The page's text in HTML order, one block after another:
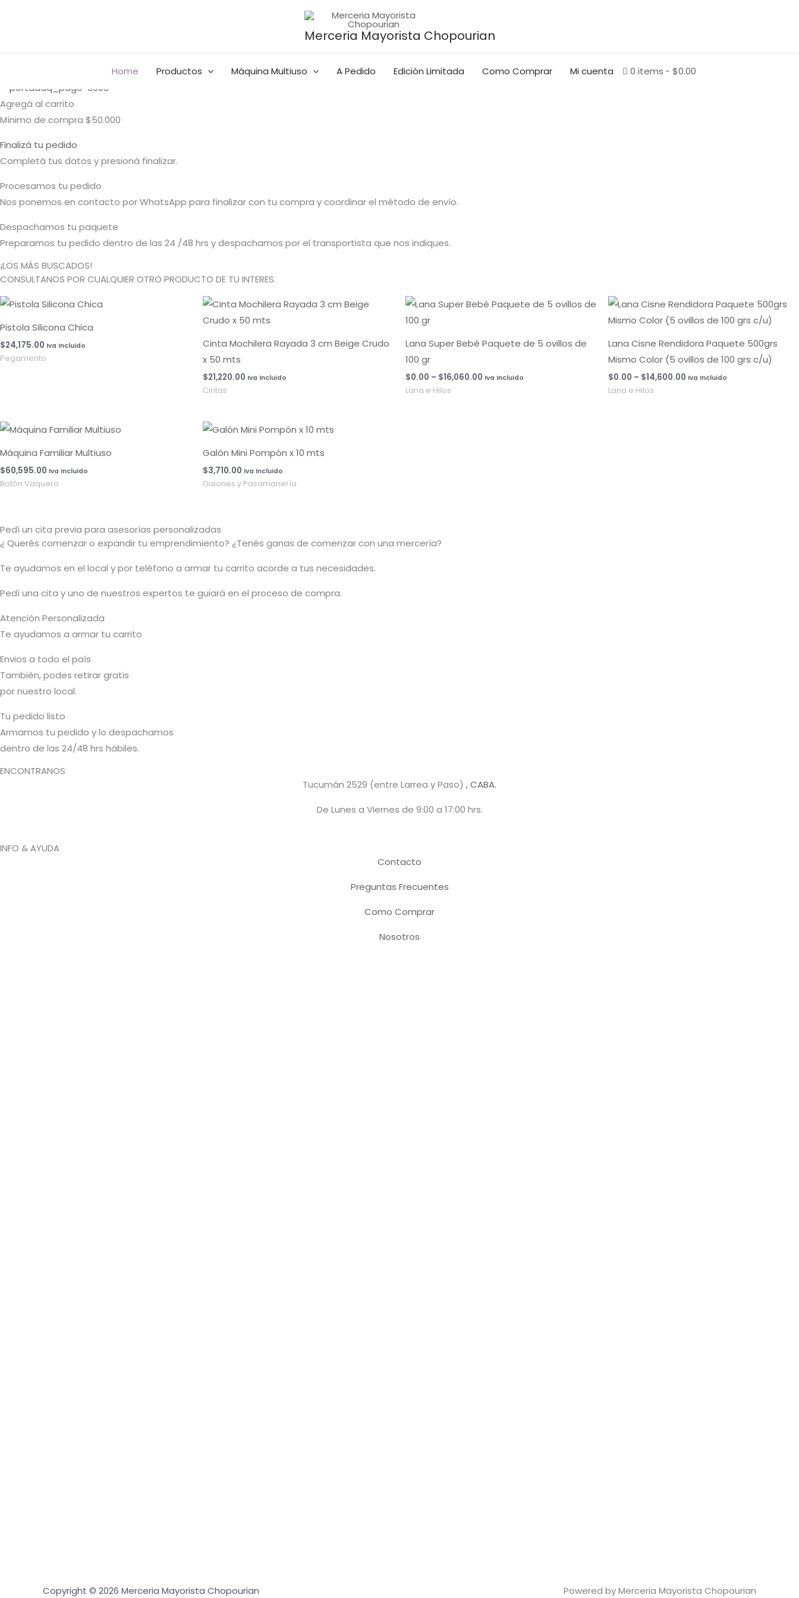
Merceria Mayorista Chopourian
Home Productos Máquina Multiuso A Pedido Edición Limitada Como Comprar Mi cuenta 0 items $0.00
Agregá al carrito
Mínimo de compra $50.000
Finalizá tu pedido
Completá tus datos y presioná finalizar.
Procesamos tu pedido
Nos ponemos en contacto por WhatsApp para finalizar con tu compra y coordinar el método de envío.
Despachamos tu paquete
Preparamos tu pedido dentro de las 24 /48 hrs y despachamos por el transportista que nos indiques.
¡LOS MÁS BUSCADOS!
CONSULTANOS POR CUALQUIER OTRO PRODUCTO DE TU INTERES.
Pistola Silicona Chica
$24,175.00 Iva Incluido
Pegamento
Cinta Mochilera Rayada 3 cm Beige Crudo
x 50 mts
$21,220.00 Iva Incluido
Cintas
Lana Super Bebé Paquete de 5 ovillos de
100 gr
$0.00 – $16,060.00
Rango
de
$0.00
hasta
Iva Incluido
Lana e Hilos
Lana Cisne Rendidora Paquete 500grs
Mismo Color (5 ovillos de 100 grs c/u)
$0.00 – $14,600.00
Rango
de
precios:
$0.00
$14,600.00
Iva Incluido
Lana e Hilos
Máquina Familiar Multiuso
$60,595.00 Iva Incluido
Botón Vaquero
Galón Mini Pompón x 10 mts
$3,710.00 Iva Incluido
Galones y Pasamanería
Pedí un cita previa para asesorías personalizadas
¿ Querés comenzar o expandir tu emprendimiento? ¿Tenés ganas de comenzar con una mercería?
Te ayudamos en el local y por teléfono a armar tu carrito acorde a tus necesidades.
Pedí una cita y uno de nuestros expertos te guiará en el proceso de compra.
Atención Personalizada
Te ayudamos a armar tu carrito
Envios a todo el país.
También, podes retirar gratis
por nuestro local.
Tu pedido listo
Armamos tu pedido y lo despachamos
dentro de las 24/48 hrs hábiles.
ENCONTRANOS
Tucumán 2529 (entre Larrea y Paso) , CABA.
De Lunes a Viernes de 9:00 a 17:00 hrs.
INFO & AYUDA
Contacto
Preguntas Frecuentes
Como Comprar
Nosotros
Copyright © 2026 Merceria Mayorista Chopourian Powered by Merceria Mayorista Chopourian